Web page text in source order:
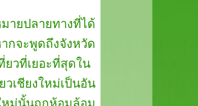
ายปลายทางที่ได้
กจะพูดถึงจังหวัด
ยวที่เยอะที่สุดใน
เชียงใหม่เป็นอัน
หม่นั้นถูกห้อมล้อม